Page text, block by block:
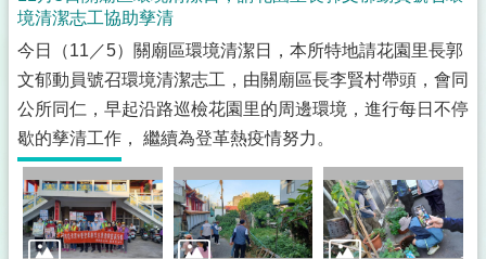
境清潔志工協助孳清
今日（11／5）關廟區環境清潔日，本所特地請花園里長郭
文郁動員號召環境清潔志工，由關廟區長李賢村帶頭，會同
公所同仁，早起沿路巡檢花園里的周邊環境，進行每日不停
歇的孳清工作， 繼續為登革熱疫情努力。